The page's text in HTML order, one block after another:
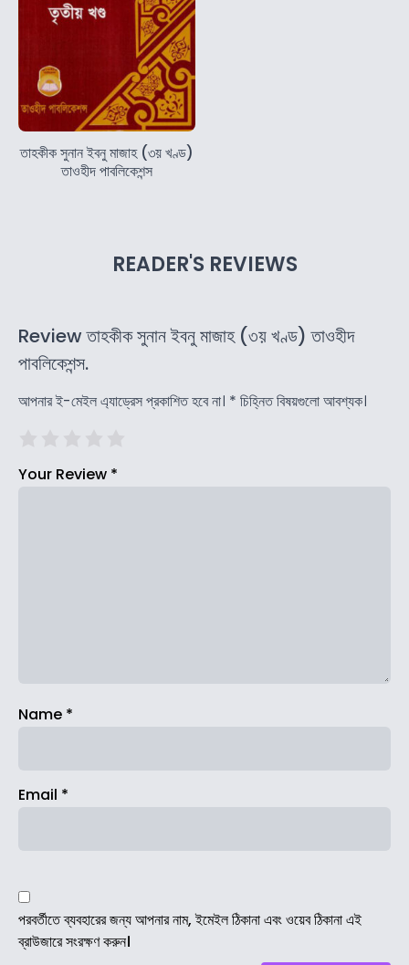
তাহকীক সুনান ইবনু মাজাহ (৩য় খণ্ড)
তাওহীদ পাবলিকেশন্স
READER'S REVIEWS
Review তাহকীক সুনান ইবনু মাজাহ (৩য় খণ্ড) তাওহীদ
পাবলিকেশন্স.
আপনার ই-মেইল এ্যাড্রেস প্রকাশিত হবে না। * চিহ্নিত বিষয়গুলো আবশ্যক।
Your Review *
Name *
Email *
পরবর্তীতে ব্যবহারের জন্য আপনার নাম, ইমেইল ঠিকানা এবং ওয়েব ঠিকানা এই
ব্রাউজারে সংরক্ষণ করুন।